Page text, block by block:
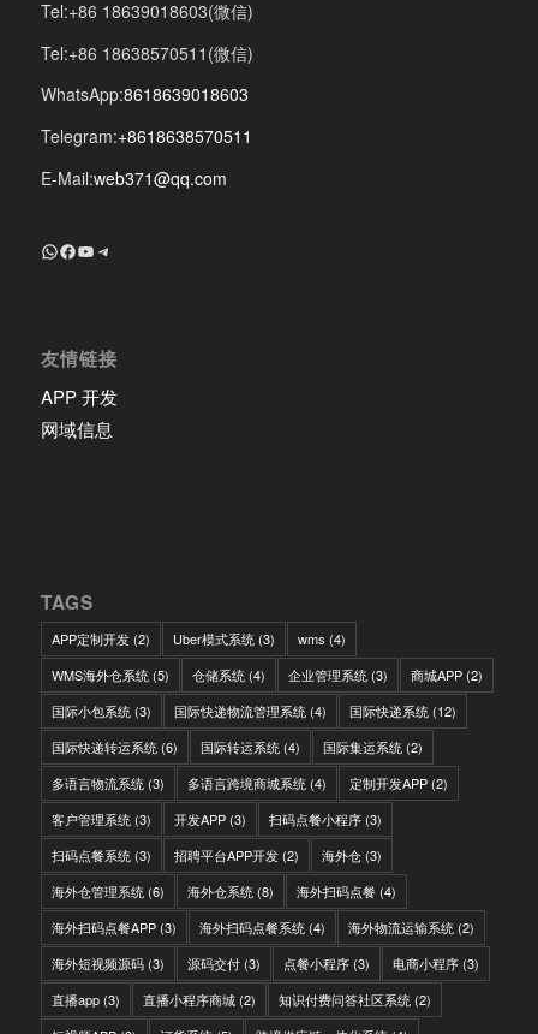
Tel:+86 18639018603(微信)
Tel:+86 18638570511(微信)
WhatsApp:8618639018603
Telegram:+8618638570511
E-Mail:web371@qq.com
+8618639018603
Facebook
YouTube
Telegram
友情链接
APP 开发
网域信息
TAGS
APP定制开发(2) Uber模式系统(3) wms (4)
WMS海外仓系统(5) 仓储系统(4) 企业管理系统(3) 商城APP(2)
国际小包系统(3) 国际快递物流管理系统(4) 国际快递系统(12)
国际快递转运系统(6) 国际转运系统(4) 国际集运系统(2)
多语言物流系统(3) 多语言跨境商城系统(4) 定制开发APP(2)
客户管理系统(3) 开发APP(3) 扫码点餐小程序(3)
扫码点餐系统(3) 招聘平台APP开发(2) 海外仓(3)
海外仓管理系统(6) 海外仓系统(8) 海外扫码点餐(4)
海外扫码点餐APP(3) 海外扫码点餐系统(4) 海外物流运输系统(2)
海外短视频源码(3) 源码交付(3) 点餐小程序(3) 电商小程序(3)
直播app(3) 直播小程序商城(2) 知识付费问答社区系统(2)